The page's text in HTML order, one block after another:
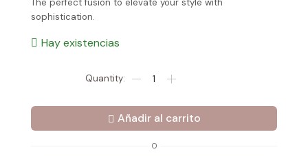
The perfect fusion to elevate your style with
sophistication.
Hay existencias
Earrings
Añadir al carrito
O